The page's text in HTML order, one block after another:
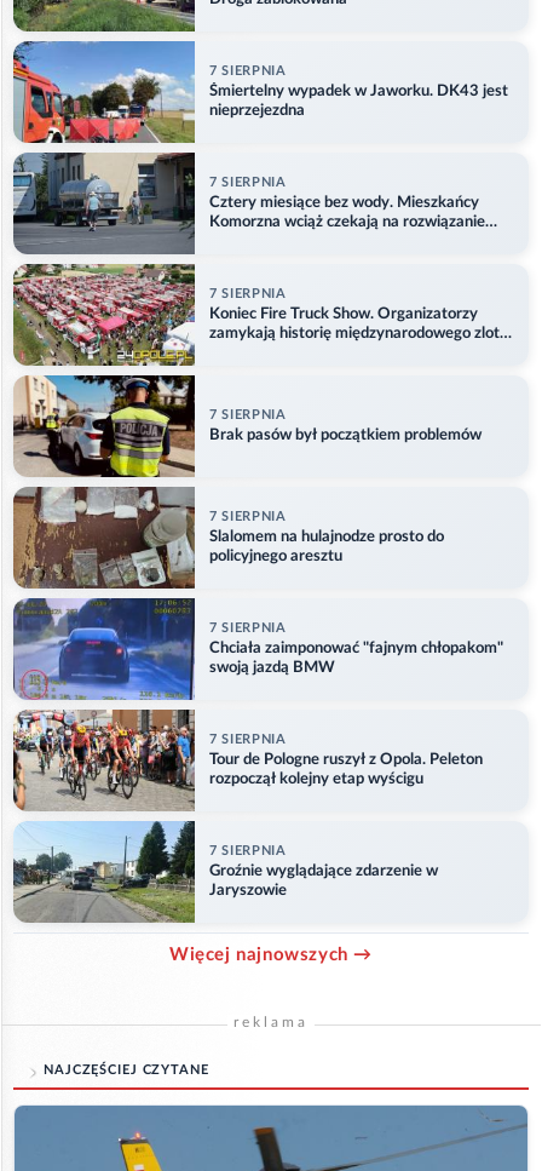
7 SIERPNIA
Śmiertelny wypadek w Jaworku. DK43 jest
nieprzejezdna
7 SIERPNIA
Cztery miesiące bez wody. Mieszkańcy
Komorzna wciąż czekają na rozwiązanie
7 SIERPNIA
Koniec Fire Truck Show. Organizatorzy
zamykają historię międzynarodowego zlotu
7 SIERPNIA
Brak pasów był początkiem problemów
7 SIERPNIA
Slalomem na hulajnodze prosto do
policyjnego aresztu
7 SIERPNIA
Chciała zaimponować "fajnym chłopakom"
swoją jazdą BMW
7 SIERPNIA
Tour de Pologne ruszył z Opola. Peleton
rozpoczął kolejny etap wyścigu
7 SIERPNIA
Groźnie wyglądające zdarzenie w
Jaryszowie
Więcej najnowszych →
reklama
NAJCZĘŚCIEJ CZYTANE